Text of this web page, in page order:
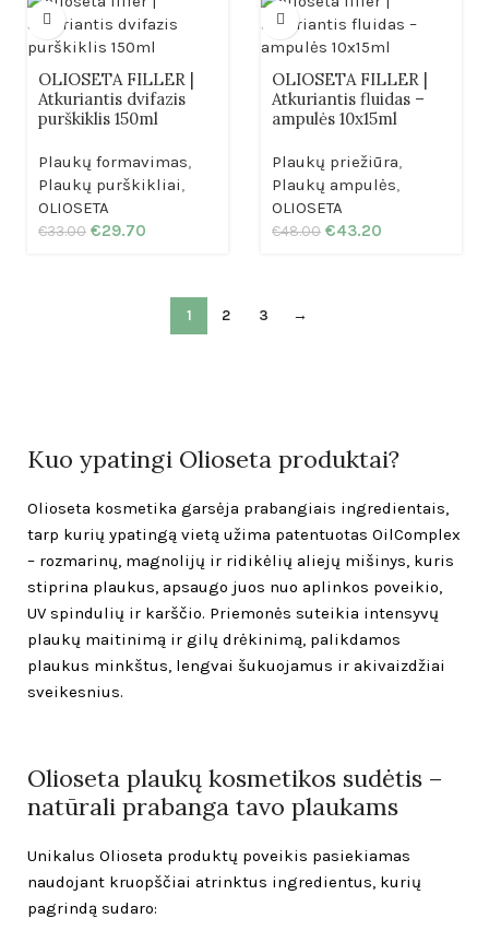
OLIOSETA FILLER |
Atkuriantis dvifazis
purškiklis 150ml
Plaukų formavimas,
Plaukų purškikliai,
OLIOSETA
€33.00 €29.70
OLIOSETA FILLER |
Atkuriantis fluidas –
ampulės 10x15ml
Plaukų priežiūra,
Plaukų ampulės,
OLIOSETA
€48.00 €43.20
1 2 3 →
Kuo ypatingi Olioseta produktai?
Olioseta kosmetika garsėja prabangiais ingredientais,
tarp kurių ypatingą vietą užima patentuotas OilComplex
– rozmarinų, magnolijų ir ridikėlių aliejų mišinys, kuris
stiprina plaukus, apsaugo juos nuo aplinkos poveikio,
UV spindulių ir karščio. Priemonės suteikia intensyvų
plaukų maitinimą ir gilų drėkinimą, palikdamos
plaukus minkštus, lengvai šukuojamus ir akivaizdžiai
sveikesnius.
Olioseta plaukų kosmetikos sudėtis –
natūrali prabanga tavo plaukams
Unikalus Olioseta produktų poveikis pasiekiamas
naudojant kruopščiai atrinktus ingredientus, kurių
pagrindą sudaro: